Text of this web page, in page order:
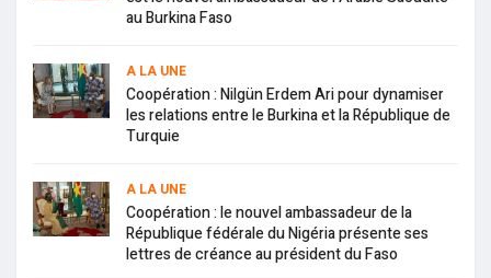
au Burkina Faso
A LA UNE
Coopération : Nilgün Erdem Ari pour dynamiser
les relations entre le Burkina et la République de
Turquie
A LA UNE
Coopération : le nouvel ambassadeur de la
République fédérale du Nigéria présente ses
lettres de créance au président du Faso